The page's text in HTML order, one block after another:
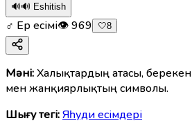
🔊🔊 Eshitish
♂ Ер есімі👁969 🤍8
Мәні:Халықтардың атасы,
мен жанқиярлықтың символы.
Шығу тегі:Яһуди есімдері